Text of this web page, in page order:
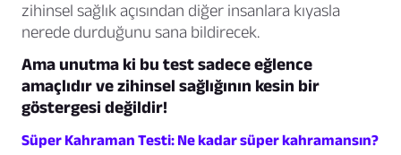
zihinsel sağlık açısından diğer insanlara kıyasla
nerede durduğunu sana bildirecek.
Ama unutma ki bu test sadece eğlence
amaçlıdır ve zihinsel sağlığının kesin bir
göstergesi değildir!
Süper Kahraman Testi: Ne kadar süper kahramansın?